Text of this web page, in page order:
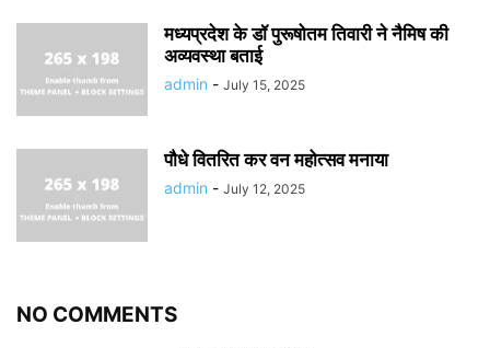
मध्यप्रदेश के डॉ पुरूषोतम तिवारी ने नैमिष की
अव्यवस्था बताई
admin - July 15, 2025
पौधे वितरित कर वन महोत्सव मनाया
admin - July 12, 2025
NO COMMENTS